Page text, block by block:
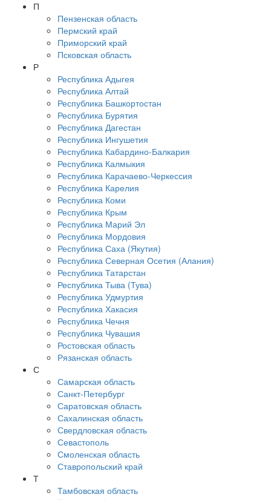
П
Пензенская область
Пермский край
Приморский край
Псковская область
Р
Республика Адыгея
Республика Алтай
Республика Башкортостан
Республика Бурятия
Республика Дагестан
Республика Ингушетия
Республика Кабардино-Балкария
Республика Калмыкия
Республика Карачаево-Черкессия
Республика Карелия
Республика Коми
Республика Крым
Республика Марий Эл
Республика Мордовия
Республика Саха (Якутия)
Республика Северная Осетия (Алания)
Республика Татарстан
Республика Тыва (Тува)
Республика Удмуртия
Республика Хакасия
Республика Чечня
Республика Чувашия
Ростовская область
Рязанская область
С
Самарская область
Санкт-Петербург
Саратовская область
Сахалинская область
Свердловская область
Севастополь
Смоленская область
Ставропольский край
Т
Тамбовская область